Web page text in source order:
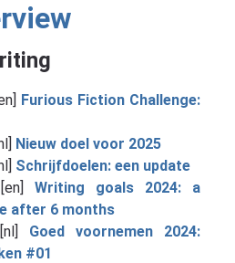
Furious Fiction Challenge:
Nieuw doel voor 2025
Schrijfdoelen: een update
Writing goals 2024: a
after 6 months
Goed voornemen 2024:
#01